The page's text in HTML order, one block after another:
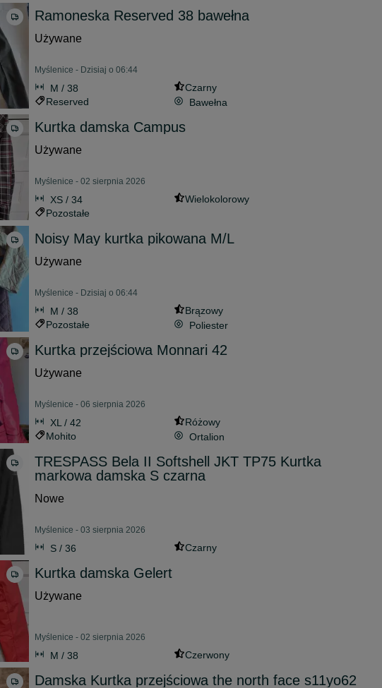
Ramoneska Reserved 38 bawełna
Używane
Myślenice - Dzisiaj o 06:44
M / 38
Czarny
Reserved
Bawełna
Kurtka damska Campus
Używane
Myślenice - 02 sierpnia 2026
XS / 34
Wielokolorowy
Pozostałe
Noisy May kurtka pikowana M/L
Używane
Myślenice - Dzisiaj o 06:44
M / 38
Brązowy
Pozostałe
Poliester
Kurtka przejściowa Monnari 42
Używane
Myślenice - 06 sierpnia 2026
XL / 42
Różowy
Mohito
Ortalion
TRESPASS Bela II Softshell JKT TP75 Kurtka
markowa damska S czarna
Nowe
Myślenice - 03 sierpnia 2026
S / 36 Czarny
Kurtka damska Gelert
Używane
Myślenice - 02 sierpnia 2026
M / 38 Czerwony
Damska Kurtka przejściowa the north face s11yo62